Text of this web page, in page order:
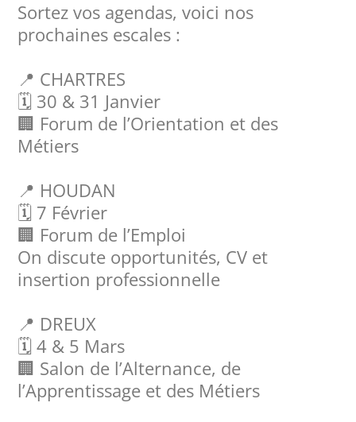
Sortez vos agendas, voici nos
prochaines escales :
📍 CHARTRES
🗓️ 30 & 31 Janvier
🏢 Forum de l’Orientation et des
Métiers
📍 HOUDAN
🗓️ 7 Février
🏢 Forum de l’Emploi
On discute opportunités, CV et
insertion professionnelle
📍 DREUX
🗓️ 4 & 5 Mars
🏢 Salon de l’Alternance, de
l’Apprentissage et des Métiers